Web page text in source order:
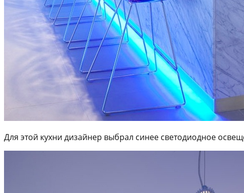
Для этой кухни дизайнер выбрал синее светодиодное